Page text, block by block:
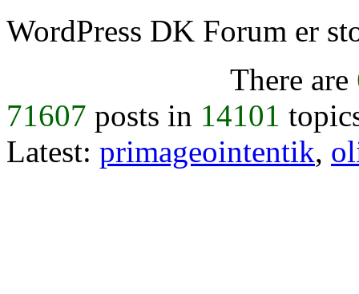
WordPress DK Forum er
There are
71607 posts in 14101
Latest: primageointentik,